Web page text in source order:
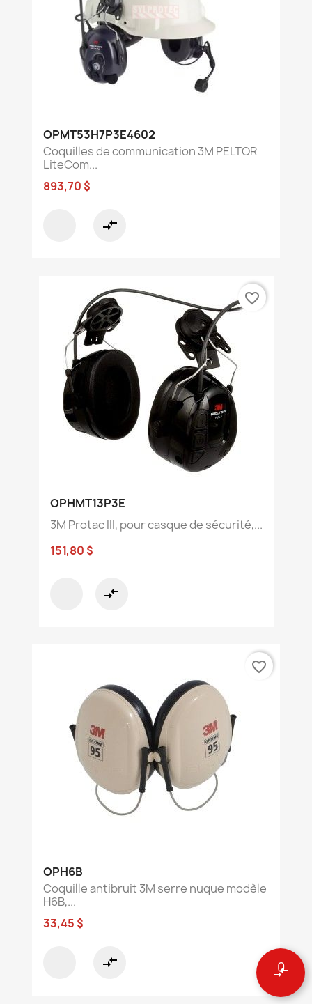
0
compare_arrows
OPMT53H7P3E4602
Coquilles de communication 3M PELTOR
LiteCom...
893,70 $
compare_arrows
OPHMT13P3E
3M Protac III, pour casque de sécurité,...
151,80 $
compare_arrows
favorite_border
OPH6B
Coquille antibruit 3M serre nuque modèle
H6B,...
33,45 $
compare_arrows
favorite_border